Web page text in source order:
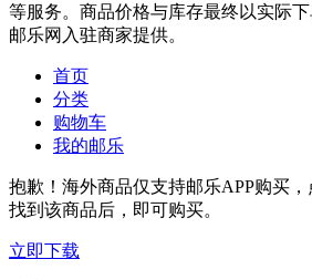
等服务。商品价格与库存最终以实际
邮乐网入驻商家提供。
首页
分类
购物车
我的邮乐
抱歉！海外商品仅支持邮乐APP购买
找到该商品后，即可购买。
立即下载